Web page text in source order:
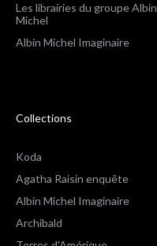
Les librairies du groupe Albin
Michel
Albin Michel Imaginaire
Collections
Koda
Agatha Raisin enquête
Albin Michel Imaginaire
Archibald